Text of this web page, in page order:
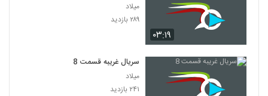
۰۳:۱۹
میلاد
۲۸۹ بازدید
سریال غریبه قسمت 8
میلاد
۲۴۱ بازدید